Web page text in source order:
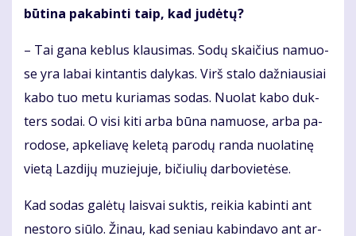
bū­ti­na pa­ka­bin­ti taip, kad ju­dė­tų?
– Tai ga­na keb­lus klau­si­mas. So­dų skai­čius na­muo­
se yra la­bai kin­tan­tis da­ly­kas. Virš sta­lo daž­niau­siai
ka­bo tuo me­tu ku­ria­mas so­das. Nuo­lat ka­bo duk­
ters so­dai. O vi­si ki­ti ar­ba bū­na na­muo­se, ar­ba pa­
ro­do­se, ap­ke­lia­vę ke­le­tą pa­ro­dų ran­da nuo­la­ti­nę
vie­tą Laz­di­jų mu­zie­ju­je, bi­čiu­lių dar­bo­vie­tė­se.
Kad so­das ga­lė­tų lais­vai suk­tis, rei­kia ka­bin­ti ant
ne­sto­ro siū­lo. Ži­nau, kad se­niau ka­bin­da­vo ant ar­